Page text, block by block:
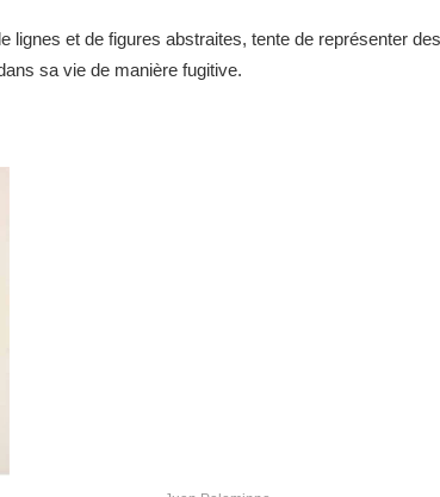
lignes et de figures abstraites, tente de représenter
sa vie de manière fugitive.